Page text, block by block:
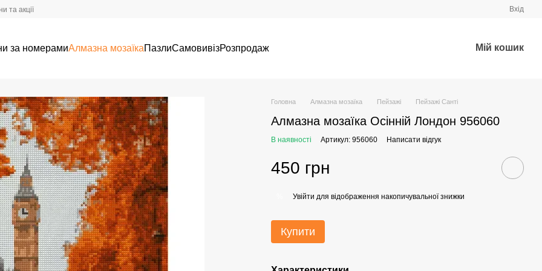
та акції Вхід
за номерамиАлмазна мозаїкаПазлиСамовивізРозпродаж Мій кошик
Головна Алмазна мозаїка Пейзажі Пейзажі Санті
Алмазна мозаїка Осінній Лондон 956060
В наявності Артикул: 956060 Написати відгук
450 грн
Увійти для відображення накопичувальної знижки
Купити